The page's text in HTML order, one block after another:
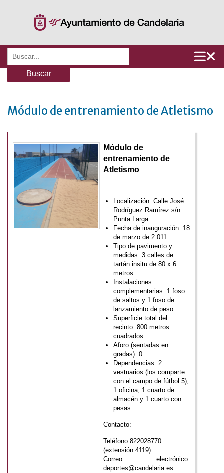
Buscar:
Módulo de entrenamiento de Atletismo
Módulo de
entrenamiento de
Atletismo
Localización: Calle José
Rodríguez Ramírez s/n.
Punta Larga.
Fecha de inauguración: 18
de marzo de 2.011.
Tipo de pavimento y
medidas: 3 calles de
tartán insitu de 80 x 6
metros.
Instalaciones
complementarias: 1 foso
de saltos y 1 foso de
lanzamiento de peso.
Superficie total del
recinto: 800 metros
cuadrados.
Aforo (sentadas en
gradas): 0
Dependencias: 2
vestuarios (los comparte
con el campo de fútbol 5),
1 oficina, 1 cuarto de
almacén y 1 cuarto con
pesas.
Contacto:
Teléfono:822028770
(extensión 4119)
Correo electrónico:
deportes@candelaria.es